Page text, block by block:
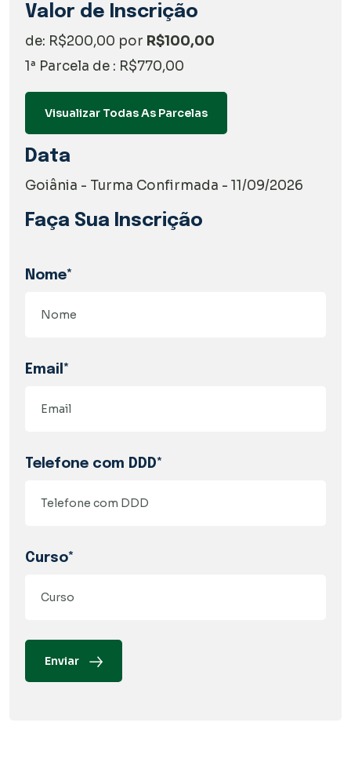
Valor de Inscrição
de: R$200,00 por R$100,00
1ª Parcela de : R$770,00
Visualizar Todas As Parcelas
Data
Goiânia - Turma Confirmada - 11/09/2026
Faça Sua Inscrição
Nome*
Email*
Telefone com DDD*
Curso*
Enviar